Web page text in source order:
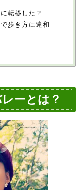
転移した？
歩き方に違和
ーとは？